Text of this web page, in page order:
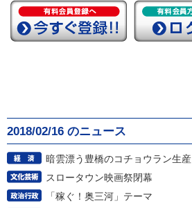
2018/02/16 のニュース
暗雲漂う豊橋のコチョウラン生産
スロータウン映画祭閉幕
「稼ぐ！奥三河」テーマ